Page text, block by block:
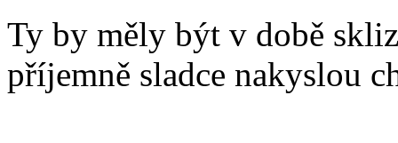
Ty by měly být v době
příjemně sladce nakyslou